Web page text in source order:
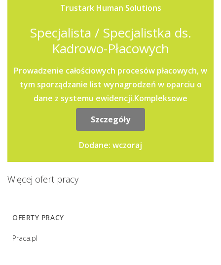
Trustark Human Solutions
Specjalista / Specjalistka ds.
Kadrowo-Płacowych
Prowadzenie całościowych procesów płacowych, w
tym sporządzanie list wynagrodzeń w oparciu o
dane z systemu ewidencji.Kompleksowe
zarządzanie teczkami...
Szczegóły
Dodane: wczoraj
Więcej ofert pracy
OFERTY PRACY
Praca.pl